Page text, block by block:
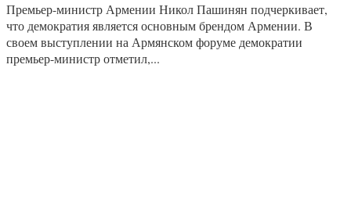
Премьер-министр Армении Никол Пашинян подчеркивает,
что демократия является основным брендом Армении. В
своем выступлении на Армянском форуме демократии
премьер-министр отметил,...